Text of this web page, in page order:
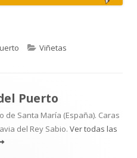
Categorías
Viñetas
Puerto
de Santa María (España). Caras
del Rey Sabio. Ver todas las